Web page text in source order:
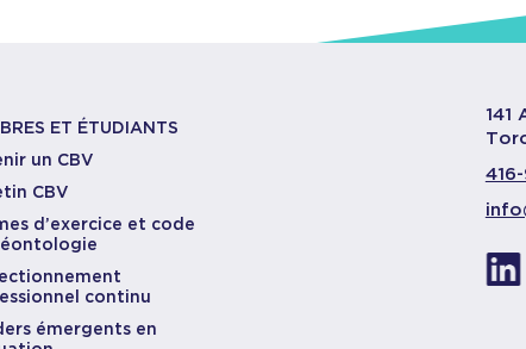
ET ÉTUDIANTS
un CBV
CBV
d’exercice et code
continu
émergents en
141
416-